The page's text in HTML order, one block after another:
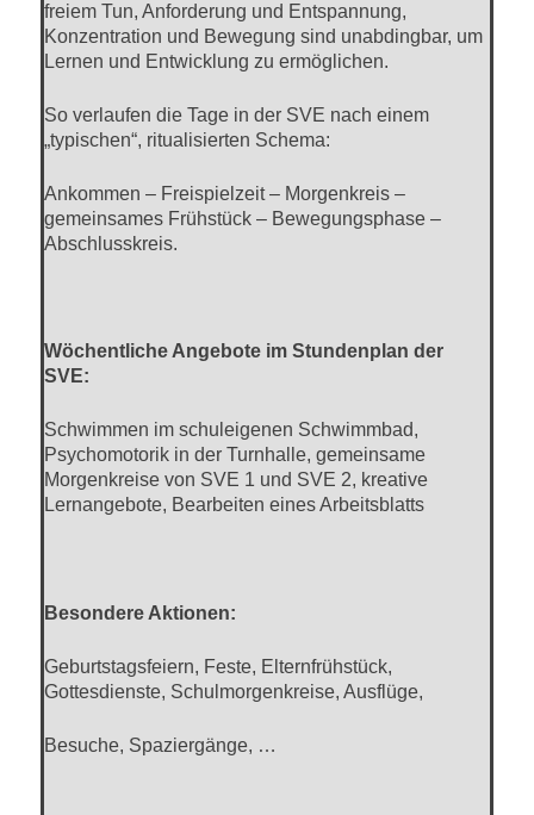
freiem Tun, Anforderung und Entspannung,
Konzentration und Bewegung sind unabdingbar, um
Lernen und Entwicklung zu ermöglichen.
So verlaufen die Tage in der SVE nach einem
„typischen“, ritualisierten Schema:
Ankommen – Freispielzeit – Morgenkreis –
gemeinsames Frühstück – Bewegungsphase –
Abschlusskreis.
Wöchentliche Angebote im Stundenplan der
SVE:
Schwimmen im schuleigenen Schwimmbad,
Psychomotorik in der Turnhalle, gemeinsame
Morgenkreise von SVE 1 und SVE 2, kreative
Lernangebote, Bearbeiten eines Arbeitsblatts
Besondere Aktionen:
Geburtstagsfeiern, Feste, Elternfrühstück,
Gottesdienste, Schulmorgenkreise, Ausflüge,
Besuche, Spaziergänge, …